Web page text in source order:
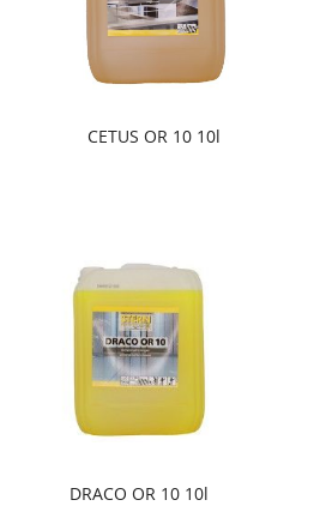
CETUS OR 10 10l
DRACO OR 10 10l